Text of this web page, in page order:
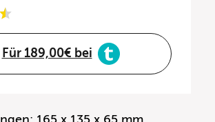
Für 189,00€ bei
165 x 135 x 65 mm